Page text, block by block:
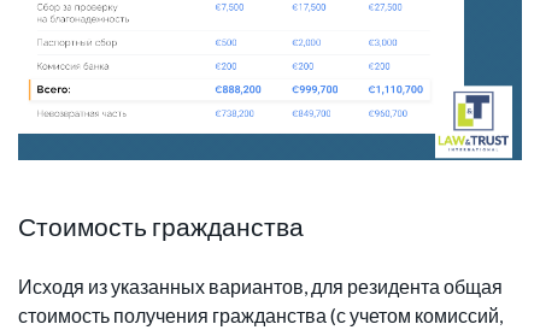
Стоимость гражданства
Исходя из указанных вариантов, для резидента общая
стоимость получения гражданства (с учетом комиссий,